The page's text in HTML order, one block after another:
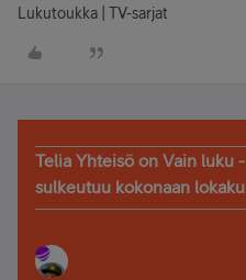
Lukutoukka | TV-sarjat
Telia Yhteisö on Vain luku
sulkeutuu kokonaan